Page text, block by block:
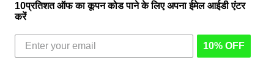
10प्रतिशत ऑफ का कूपन कोड पाने के लिए अपना ईमेल आईडी एंटर
करें
10% OFF